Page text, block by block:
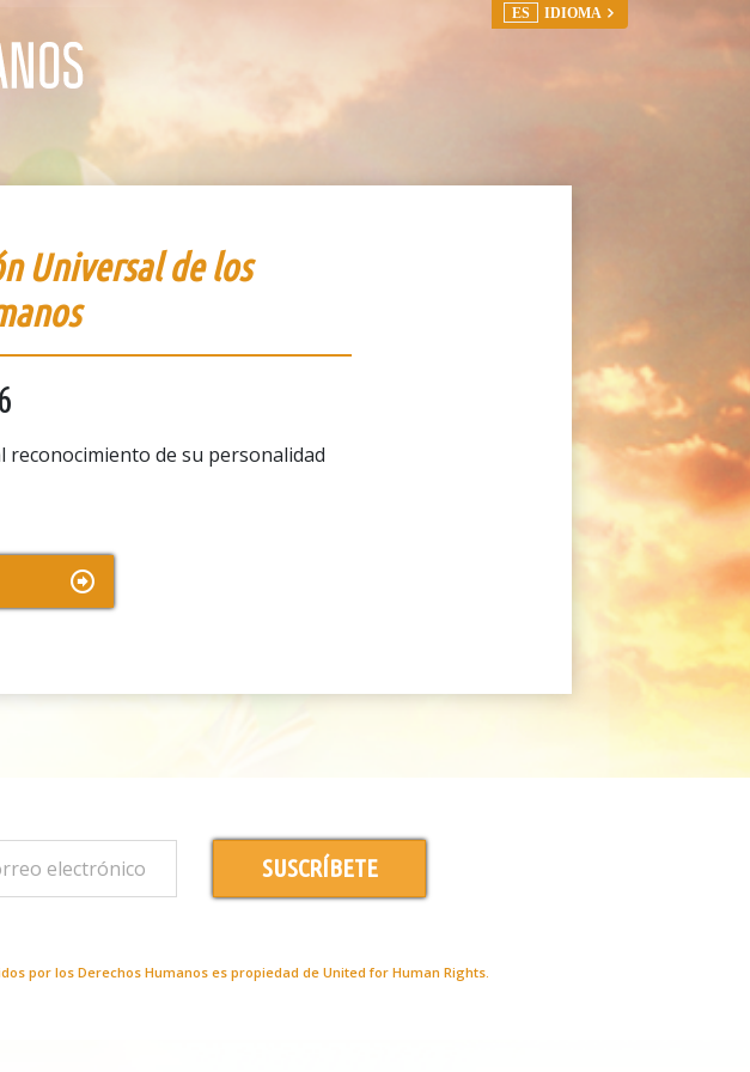
ES IDIOMA
Universal de los
de su personalidad
SUSCRÍBETE
por los Derechos Humanos es propiedad de United for Human Rights.